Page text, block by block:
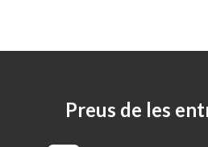
Preus de les